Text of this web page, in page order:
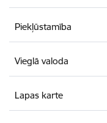
Piekļūstamība
Vieglā valoda
Lapas karte